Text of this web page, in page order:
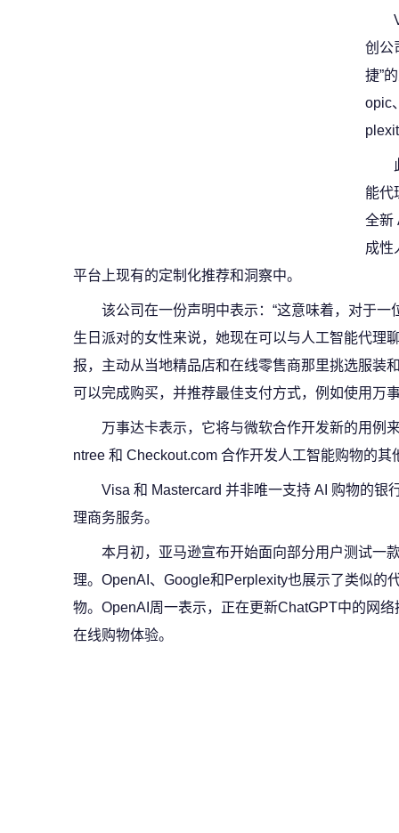
创公
捷”
opic
能代
全新
成性
平台上现有的定制化推荐和洞察中。
该公司在一份声明中表示：“这意味着，对于
生日派对的女性来说，她现在可以与人工智能代理
报，主动从当地精品店和在线零售商那里挑选服装
可以完成购买，并推荐最佳支付方式，例如使用万
万事达卡表示，它将与微软合作开发新的用例
ntree 和 Checkout.com 合作开发人工智能购物的其
Visa 和 Mastercard 并非唯一支持 AI 购物的银
理商务服务。
本月初，亚马逊宣布开始面向部分用户测试一
理。OpenAI、Google和Perplexity也展示了类似的
物。OpenAI周一表示，正在更新ChatGPT中的网
在线购物体验。